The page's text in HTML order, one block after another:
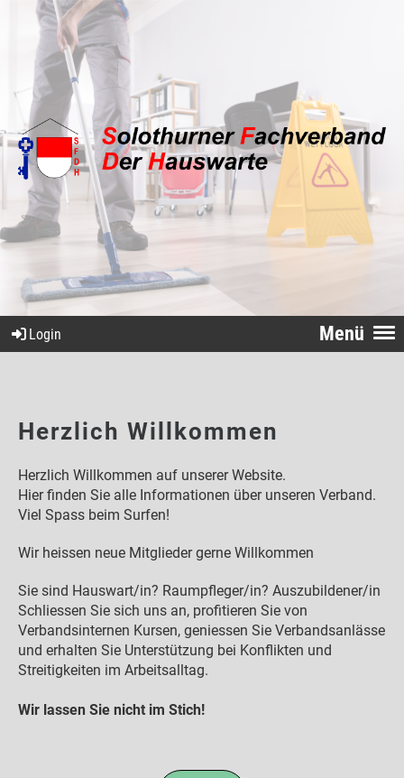
Menü
Login
Herzlich Willkommen
Herzlich Willkommen auf unserer Website.
Hier finden Sie alle Informationen über unseren Verband.
Viel Spass beim Surfen!
Wir heissen neue Mitglieder gerne Willkommen
Sie sind Hauswart/in? Raumpfleger/in? Auszubildener/in
Schliessen Sie sich uns an, profitieren Sie von
Verbandsinternen Kursen, geniessen Sie Verbandsanlässe
und erhalten Sie Unterstützung bei Konflikten und
Streitigkeiten im Arbeitsalltag.
Wir lassen Sie nicht im Stich!